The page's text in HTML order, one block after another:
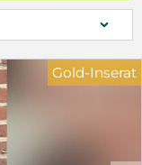
Gold-Inserat